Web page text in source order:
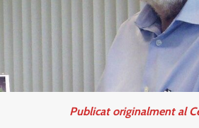
Publicat originalment al